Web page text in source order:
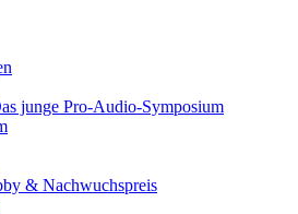
junge Pro-Audio-Symposium
& Nachwuchspreis